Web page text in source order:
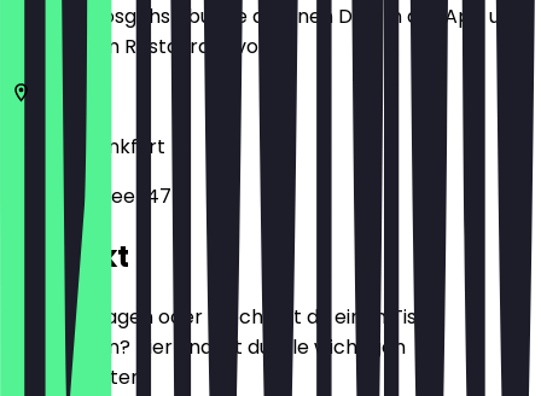
Bevor du losgehst, buche dir einen Deal in der App und
zeige ihn im Restaurant vor.
60486
Frankfurt
Europa-Allee 147
Kontakt
Hast du Fragen oder möchtest du einen Tisch
reservieren? Hier findest du alle wichtigen
Kontaktdaten.